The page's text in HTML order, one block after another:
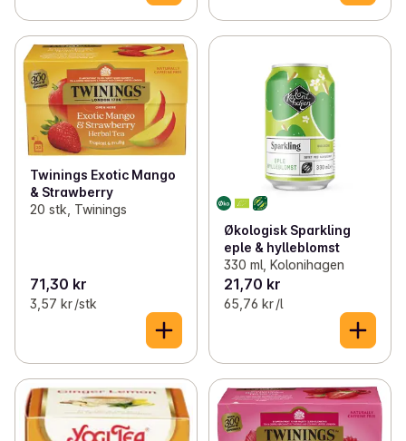
Twinings Exotic Mango
& Strawberry
20 stk, Twinings
71,30 kr
3,57 kr /stk
Økologisk Sparkling
eple & hylleblomst
330 ml, Kolonihagen
21,70 kr
65,76 kr /l